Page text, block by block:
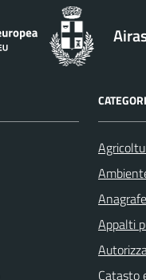
Appalti
Catasto